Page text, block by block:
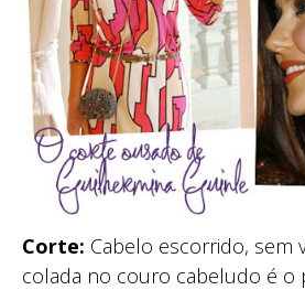
Corte: Cabelo escorrido, sem
colada no couro cabeludo é o